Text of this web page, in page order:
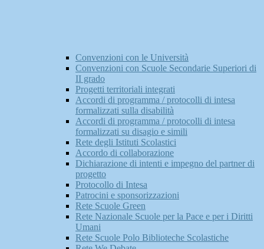
Convenzioni con le Università
Convenzioni con Scuole Secondarie Superiori di
II grado
Progetti territoriali integrati
Accordi di programma / protocolli di intesa
formalizzati sulla disabilità
Accordi di programma / protocolli di intesa
formalizzati su disagio e simili
Rete degli Istituti Scolastici
Accordo di collaborazione
Dichiarazione di intenti e impegno del partner di
progetto
Protocollo di Intesa
Patrocini e sponsorizzazioni
Rete Scuole Green
Rete Nazionale Scuole per la Pace e per i Diritti
Umani
Rete Scuole Polo Biblioteche Scolastiche